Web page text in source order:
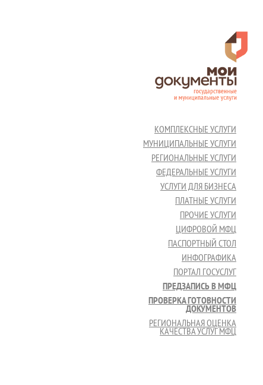
КОМПЛЕКСНЫЕ УСЛУГИ
МУНИЦИПАЛЬНЫЕ УСЛУГИ
РЕГИОНАЛЬНЫЕ УСЛУГИ
ФЕДЕРАЛЬНЫЕ УСЛУГИ
УСЛУГИ ДЛЯ БИЗНЕСА
ПЛАТНЫЕ УСЛУГИ
ПРОЧИЕ УСЛУГИ
ЦИФРОВОЙ МФЦ
ПАСПОРТНЫЙ СТОЛ
ИНФОГРАФИКА
ПОРТАЛ ГОСУСЛУГ
ПРЕДЗАПИСЬ В МФЦ
ПРОВЕРКА ГОТОВНОСТИ
ДОКУМЕНТОВ
РЕГИОНАЛЬНАЯ ОЦЕНКА
КАЧЕСТВА УСЛУГ МФЦ